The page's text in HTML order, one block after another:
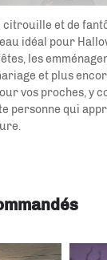
citrouille et de
idéal pour
les
et plus
vos proches, y
personne qui